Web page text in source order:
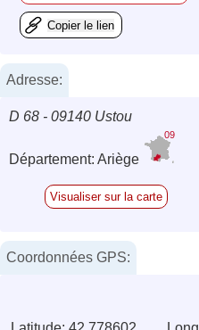
Copier le lien
Adresse:
D 68 - 09140 Ustou
Département: Ariège
09
Visualiser sur la carte
Coordonnées GPS: